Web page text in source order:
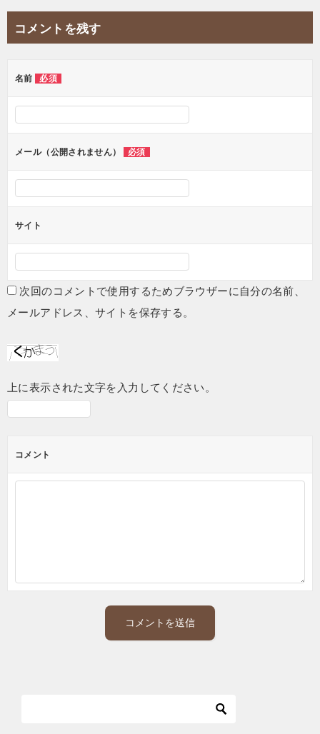
コメントを残す
名前 必須
メール（公開されません） 必須
サイト
次回のコメントで使用するためブラウザーに自分の名前、
メールアドレス、サイトを保存する。
上に表示された文字を入力してください。
コメント